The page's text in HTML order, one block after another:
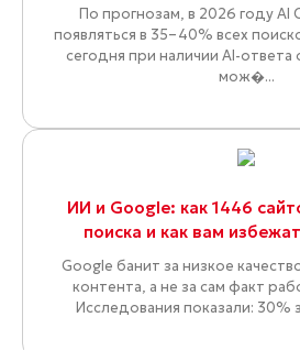
По прогнозам, в 2026 году AI
появляться в 35–40% всех
сегодня при наличии AI-ответа
мож�...
ИИ и Google: как 1446
поиска и как вам
Google банит за низкое
контента, а не за сам факт
Исследования показали: 30%